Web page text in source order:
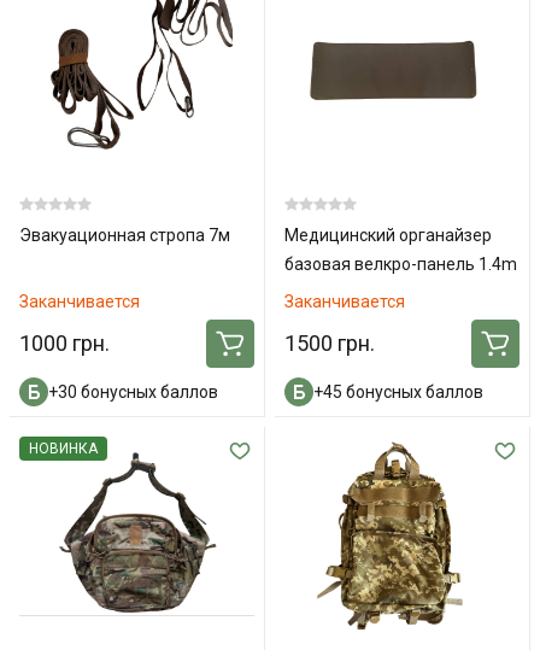
Эвакуационная стропа 7м
Заканчивается
1000 грн.
+30 бонусных баллов
Медицинский органайзер
базовая велкро-панель 1.4m
x0.5m
Заканчивается
1500 грн.
+45 бонусных баллов
НОВИНКА